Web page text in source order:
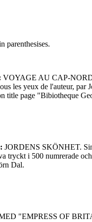
parenthesises.
VOYAGE AU CAP-
les yeux de l'auteur,
title page "Bibiotheque
JORDENS SKÖNHET.
tryckt i 500 numrerade
Dal.
"EMPRESS OF